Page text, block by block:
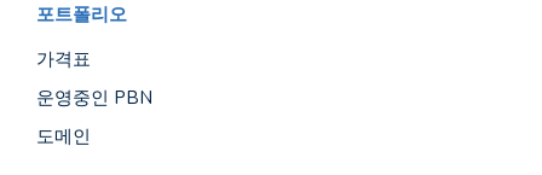
포트폴리오
가격표
운영중인 PBN
도메인